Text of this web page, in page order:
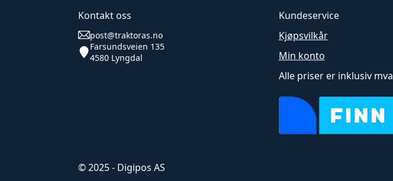
Kontakt oss
post@traktoras.no
Farsundsveien 135
4580 Lyngdal
Kundeservice
Kjøpsvilkår
Min konto
Alle priser er inklusiv mva
© 2025 - Digipos AS